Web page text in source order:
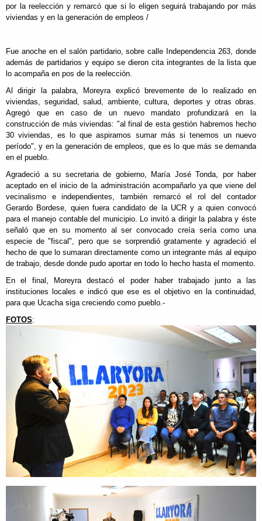
por la reelección y remarcó que si lo eligen seguirá trabajando por más
viviendas y en la generación de empleos /
Fue anoche en el salón partidario, sobre calle Independencia 263, donde
además de partidarios y equipo se dieron cita integrantes de la lista que
lo acompaña en pos de la reelección.
Al dirigir la palabra, Moreyra explicó brevemente de lo realizado en
viviendas, seguridad, salud, ambiente, cultura, deportes y otras obras.
Agregó que en caso de un nuevo mandato profundizará en la
construcción de más viviendas: "al final de esta gestión habremos hecho
30 viviendas, es lo que aspiramos sumar más si tenemos un nuevo
período", y en la generación de empleos, que es lo que más se demanda
en el pueblo.
Agradeció a su secretaria de gobierno, María José Tonda, por haber
aceptado en el inicio de la administración acompañarlo ya que viene del
vecinalismo e independientes, también remarcó el rol del contador
Gerardo Bordese, quien fuera candidato de la UCR y a quien convocó
para el manejo contable del municipio. Lo invitó a dirigir la palabra y éste
señaló que en su momento al ser convocado creía sería como una
especie de "fiscal", pero que se sorprendió gratamente y agradeció el
hecho de que lo sumaran directamente como un integrante más al equipo
de trabajo, desde donde pudo aportar en todo lo hecho hasta el momento.
En el final, Moreyra destacó el poder haber trabajado junto a las
instituciones locales e indicó que ese es el objetivo en la continuidad,
para que Ucacha siga creciendo como pueblo.-
FOTOS: